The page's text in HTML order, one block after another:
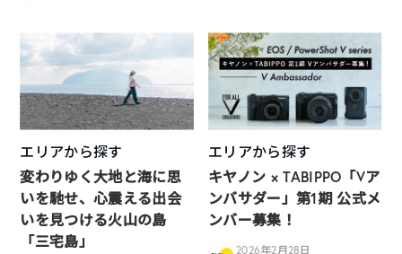
エリアから探す
変わりゆく大地と海に思
いを馳せ、心震える出会
いを見つける火山の島
「三宅島」
エリアから探す
キヤノン × TABIPPO「Vア
ンバサダー」第1期 公式メ
ンバー募集！
2026年2月28日